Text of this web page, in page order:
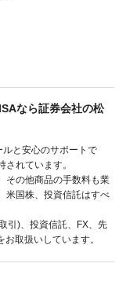
なら証券会社の松
と安心のサポートで
れています。
その他商品の手数料も業
米国株、投資信託はすべ
引)、投資信託、FX、先
取扱いしています。